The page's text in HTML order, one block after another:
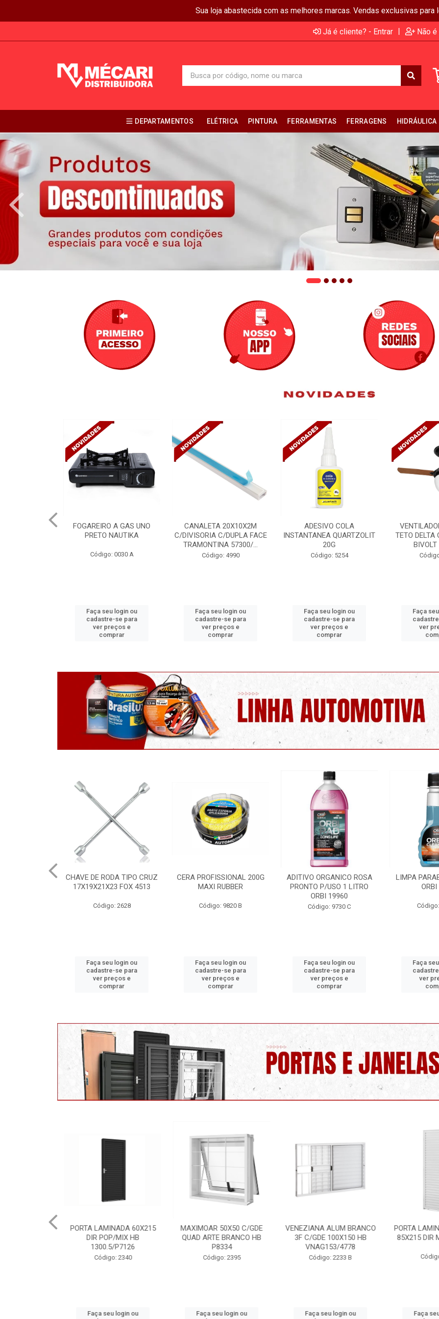
Sua loja abastecida com as melhores marcas. Vendas exclusivas para
Já é cliente? - Entrar | Não
DEPARTAMENTOS ELÉTRICA PINTURA FERRAMENTAS FERRAGENS HIDRÁULICA
CANALETA 20X10X2M
C/DIVISORIA C/DUPLA FACE
Código: 4990
Faça seu login ou
cadastre-se para
ver preços e
comprar
ADESIVO COLA
INSTANTANEA QUARTZOLIT
20G
Código: 5254
Faça seu login ou
cadastre-se para
ver preços e
comprar
VENTILADOR INVERTER
TETO DELTA GP 3P PRETO
BIVOLT 543308
Código: 2764
Faça seu login ou
cadastre-se para
ver preços e
comprar
TETO DELTA
Faça
ver
TIPO CRUZ
CERA PROFISSIONAL 200G
MAXI RUBBER
Código: 9820 B
Faça seu login ou
cadastre-se para
ver preços e
comprar
ADITIVO ORGANICO ROSA
PRONTO P/USO 1 LITRO
Código: 9730 C
Faça seu login ou
cadastre-se para
ver preços e
comprar
LIMPA PARABRISA 100ML
ORBI 1577
Código: 9730 F
Faça seu login ou
cadastre-se para
ver preços e
comprar
LIMPA
Faça
ver
MAXIMOAR 50X50 C/GDE
QUAD ARTE BRANCO HB
P8334
Código: 2395
Faça seu login ou
VENEZIANA ALUM BRANCO
3F C/GDE 100X150 HB
VNAG153/4778
Código: 2233 B
Faça seu login ou
PORTA LAMINADA BRANCA
85X215 DIR MIX HB P7134
Código: 2391
Faça seu login ou
VITRO
S/GDE
Faça